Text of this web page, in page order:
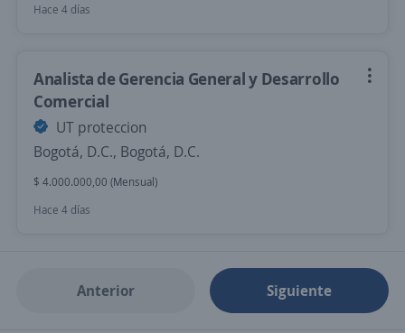
Hace 4 días
Analista de Gerencia General y Desarrollo
Comercial
UT proteccion
Bogotá, D.C., Bogotá, D.C.
$ 4.000.000,00 (Mensual)
Hace 4 días
Anterior Siguiente